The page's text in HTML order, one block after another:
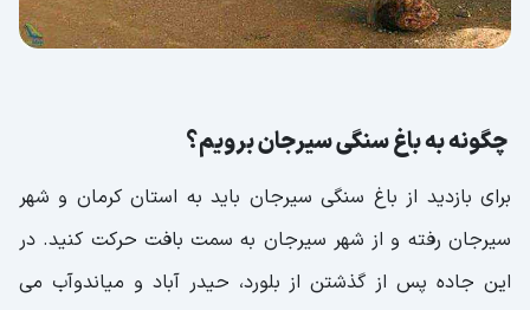
چگونه به باغ سنگی سیرجان برویم؟
برای بازدید از باغ سنگی سیرجان باید به استان کرمان و شهر
سیرجان رفته و از شهر سیرجان به سمت بافت حرکت کنید. در
این جاده پس از گذشتن از بلورد، حیدر آباد و میاندوآب می